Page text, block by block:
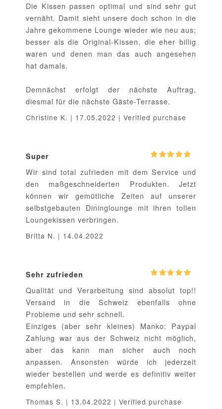
Die Kissen passen optimal und sind sehr gut
vernäht. Damit sieht unsere doch schon in die
Jahre gekommene Lounge wieder wie neu aus;
besser als die Original-Kissen, die eher billig
waren und denen man das auch angesehen
hat damals.
Demnächst erfolgt der nächste Auftrag,
diesmal für die nächste Gäste-Terrasse.
Christine K. | 17.05.2022 | Verified purchase
Super
Wir sind total zufrieden mit dem Service und
den maßgeschneiderten Produkten. Jetzt
können wir gemütliche Zeiten auf unserer
selbstgebauten Dininglounge mit ihren tollen
Loungekissen verbringen.
Britta N. | 14.04.2022
Sehr zufrieden
Qualität und Verarbeitung sind absolut top!!
Versand in die Schweiz ebenfalls ohne
Probleme und sehr schnell.
Einziges (aber sehr kleines) Manko: Paypal
Zahlung war aus der Schweiz nicht möglich,
aber das kann man sicher auch noch
anpassen. Ansonsten würde ich jederzeit
wieder bestellen und werde es definitiv weiter
empfehlen.
Thomas S. | 13.04.2022 | Verified purchase